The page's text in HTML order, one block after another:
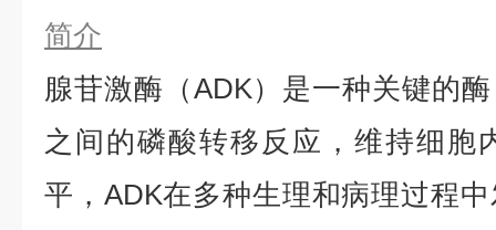
简介
腺苷激酶（ADK）是一种关键的
之间的磷酸转移反应，维持细胞
平，ADK在多种生理和病理过程